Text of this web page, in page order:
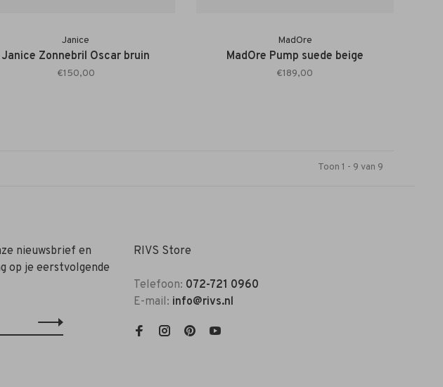
Janice
Janice Zonnebril Oscar bruin
€150,00
MadOre
MadOre Pump suede beige
€189,00
Toon 1 - 9 van 9
nieuwsbrief en
op je eerstvolgende
RIVS Store
Telefoon: 072-721 0960
E-mail: info@rivs.nl